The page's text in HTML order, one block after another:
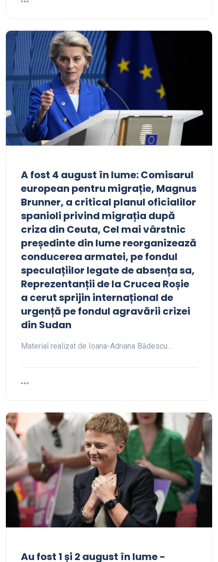
A fost 4 august în lume: Comisarul
european pentru migrație, Magnus
Brunner, a critical planul oficialilor
spanioli privind migrația după
criza din Ceuta, Cel mai vârstnic
președinte din lume reorganizează
conducerea armatei, pe fondul
speculațiilor legate de absența sa,
Reprezentanții de la Crucea Roșie
a cerut sprijin internațional de
urgență pe fondul agravării crizei
din Sudan
Material realizat de Ioana-Adriana Bădescu…
Au fost 1 și 2 august în lume -